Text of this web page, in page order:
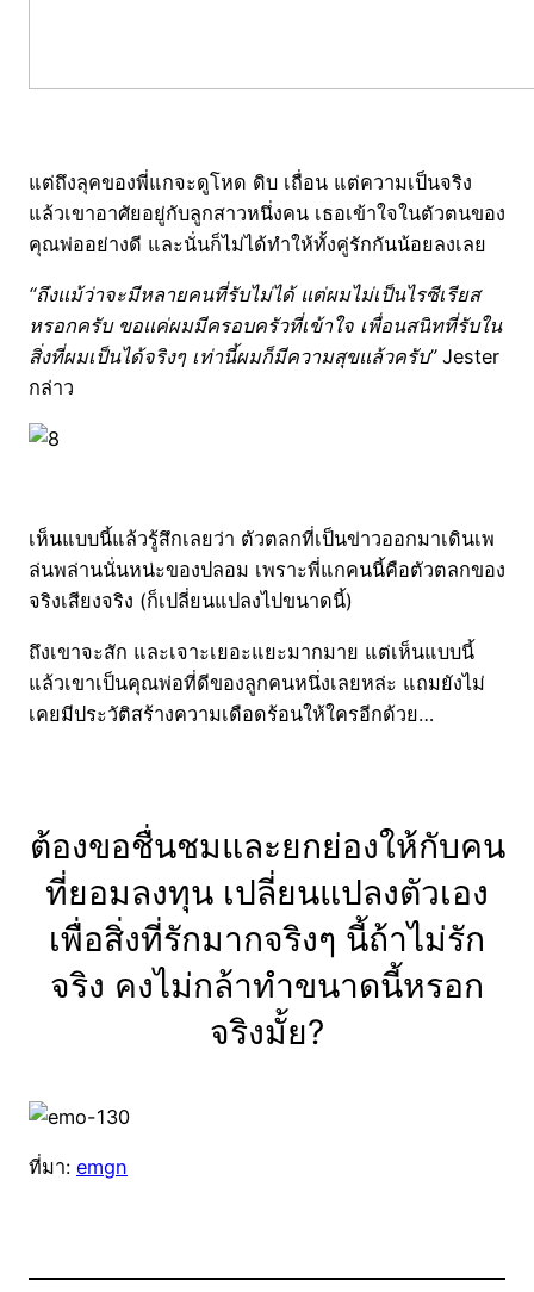
แต่ถึงลุคของพี่แกจะดูโหด ดิบ เถื่อน แต่ความเป็นจริง
แล้วเขาอาศัยอยู่กับลูกสาวหนึ่งคน เธอเข้าใจในตัวตนของ
คุณพ่ออย่างดี และนั่นก็ไม่ได้ทำให้ทั้งคู่รักกันน้อยลงเลย
“ถึงแม้ว่าจะมีหลายคนที่รับไม่ได้ แต่ผมไม่เป็นไรซีเรียส
หรอกครับ ขอแค่ผมมีครอบครัวที่เข้าใจ เพื่อนสนิทที่รับใน
สิ่งที่ผมเป็นได้จริงๆ เท่านี้ผมก็มีความสุขแล้วครับ”Jester
กล่าว
เห็นแบบนี้แล้วรู้สึกเลยว่า ตัวตลกที่เป็นข่าวออกมาเดินเพ
ล่นพล่านนั่นหน่ะของปลอม เพราะพี่แกคนนี้คือตัวตลกของ
จริงเสียงจริง (ก็เปลี่ยนแปลงไปขนาดนี้)
ถึงเขาจะสัก และเจาะเยอะแยะมากมาย แต่เห็นแบบนี้
แล้วเขาเป็นคุณพ่อที่ดีของลูกคนหนึ่งเลยหล่ะ แถมยังไม่
เคยมีประวัติสร้างความเดือดร้อนให้ใครอีกด้วย…
ต้องขอชื่นชมและยกย่องให้กับคน
ที่ยอมลงทุน เปลี่ยนแปลงตัวเอง
เพื่อสิ่งที่รักมากจริงๆ นี้ถ้าไม่รัก
จริง คงไม่กล้าทำขนาดนี้หรอก
จริงมั้ย?
ที่มา: emgn